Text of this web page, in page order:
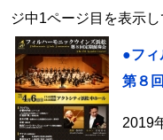
ジ中1ページ目を表示し
●フィ
第８
2019